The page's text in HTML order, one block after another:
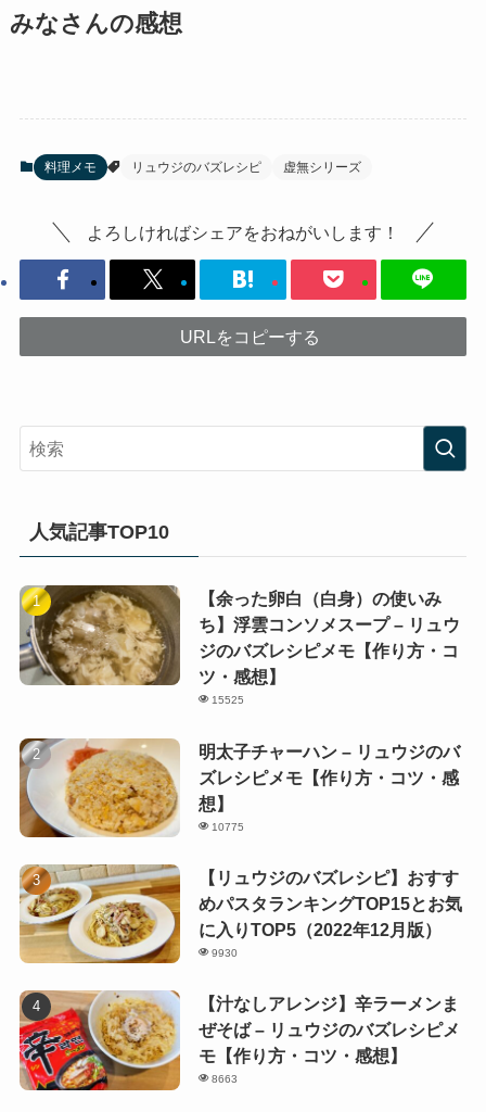
みなさんの感想
料理メモ リュウジのバズレシピ 虚無シリーズ
よろしければシェアをおねがいします！
URLをコピーする
人気記事TOP10
【余った卵白（白身）の使いみ
ち】浮雲コンソメスープ – リュウ
ジのバズレシピメモ【作り方・コ
ツ・感想】
15525
明太子チャーハン – リュウジのバ
ズレシピメモ【作り方・コツ・感
想】
10775
【リュウジのバズレシピ】おすす
めパスタランキングTOP15とお気
に入りTOP5（2022年12月版）
9930
【汁なしアレンジ】辛ラーメンま
ぜそば – リュウジのバズレシピメ
モ【作り方・コツ・感想】
8663